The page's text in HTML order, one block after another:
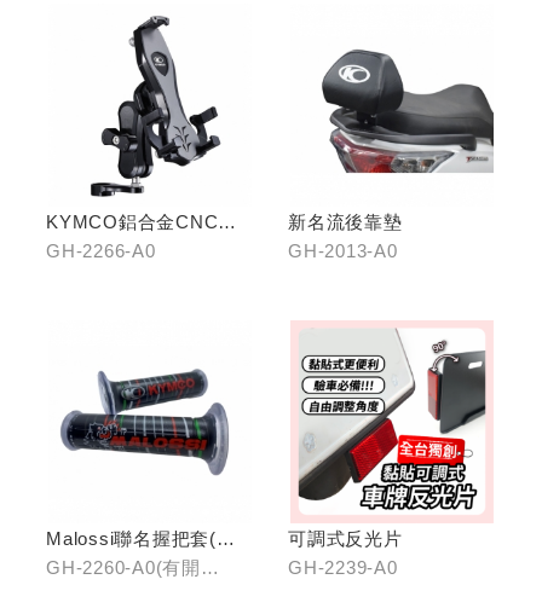
KYMCO鋁合金CNC減
震手機架
GH-2266-A0
新名流後靠墊
GH-2013-A0
Malossi聯名握把套(有
開口)/(無開口)
GH-2260-A0(有開
可調式反光片
GH-2239-A0